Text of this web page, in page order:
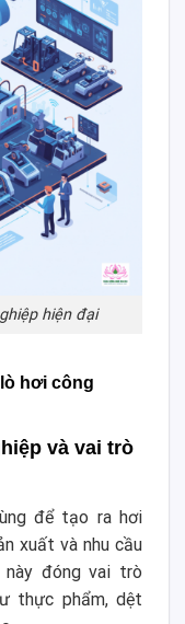
hiện đại
hơi công
và vai trò
để tạo ra hơi
xuất và nhu cầu
này đóng vai trò
thực phẩm, dệt